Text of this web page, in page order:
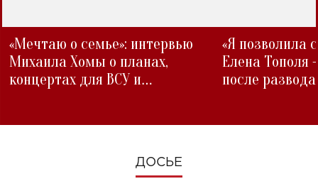
«Мечтаю о семье»: интервью
Михаила Хомы о планах,
концертах для ВСУ и
«Я позволила
Елена Тополя
после развода
ДОСЬЕ